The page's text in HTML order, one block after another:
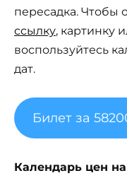
пересадка. Чтобы
ссылку, картинку
воспользуйтесь
дат.
Билет за
Календарь цен